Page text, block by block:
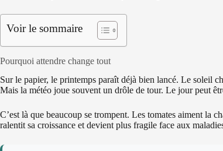
Voir le sommaire
Pourquoi attendre change tout
Sur le papier, le printemps paraît déjà bien lancé. Le soleil
Mais la météo joue souvent un drôle de tour. Le jour peut
C’est là que beaucoup se trompent. Les tomates aiment la
ralentit sa croissance et devient plus fragile face aux